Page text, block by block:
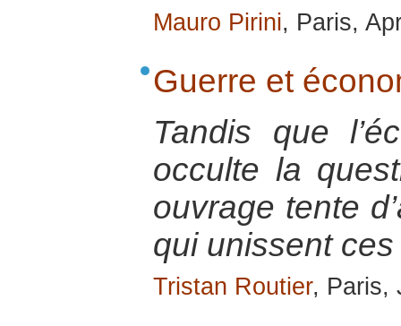
Mauro Pirini, Paris,
Guerre et
Tandis que
occulte la
ouvrage tente
qui unissent
Tristan Routier, Paris,